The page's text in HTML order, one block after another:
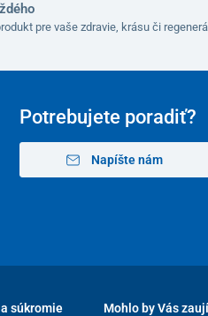
pre vaše zdravie, krásu či
Potrebujete poradiť?
Napíšte nám
súkromie Mohlo by Vás